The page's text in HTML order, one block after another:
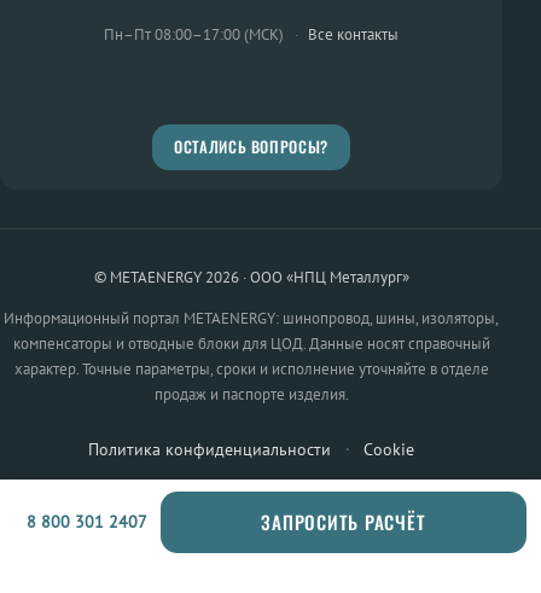
Пн–Пт 08:00–17:00 (МСК) · Все контакты
ОСТАЛИСЬ ВОПРОСЫ?
© METAENERGY 2026 · ООО «НПЦ Металлург»
Информационный портал METAENERGY: шинопровод, шины, изоляторы,
компенсаторы и отводные блоки для ЦОД. Данные носят справочный
характер. Точные параметры, сроки и исполнение уточняйте в отделе
продаж и паспорте изделия.
Политика конфиденциальности · Cookie
8 800 301 2407 ЗАПРОСИТЬ РАСЧЁТ